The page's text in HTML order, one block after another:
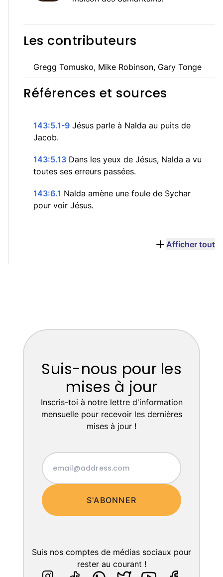
Les contributeurs
Gregg Tomusko, Mike Robinson, Gary Tonge
Références et sources
143:5.1-9 Jésus parle à Nalda au puits de
Jacob.
143:5.13 Dans les yeux de Jésus, Nalda a vu
toutes ses erreurs passées.
143:6.1 Nalda amène une foule de Sychar
pour voir Jésus.
Afficher tout
Suis-nous pour les
mises à jour
Inscris-toi à notre lettre d'information
mensuelle pour recevoir les dernières
mises à jour !
S'ABONNER
Suis nos comptes de médias sociaux pour
rester au courant !